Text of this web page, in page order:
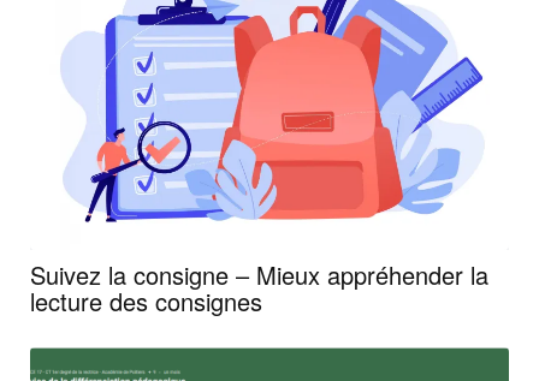
Suivez la consigne – Mieux appréhender la
lecture des consignes